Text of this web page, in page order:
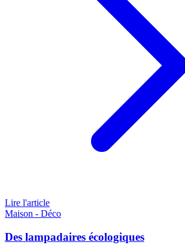
Lire l'article
Maison - Déco
Des lampadaires écologiques